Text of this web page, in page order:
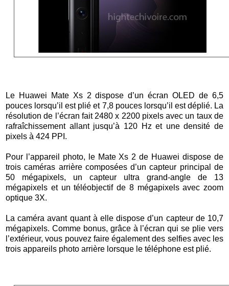
Le Huawei Mate Xs 2 dispose d’un écran OLED de 6,5
pouces lorsqu’il est plié et 7,8 pouces lorsqu’il est déplié. La
résolution de l’écran fait 2480 x 2200 pixels avec un taux de
rafraîchissement allant jusqu’à 120 Hz et une densité de
pixels à 424 PPI.
Pour l’appareil photo, le Mate Xs 2 de Huawei dispose de
trois caméras arrière composées d’un capteur principal de
50 mégapixels, un capteur ultra grand-angle de 13
mégapixels et un téléobjectif de 8 mégapixels avec zoom
optique 3X.
La caméra avant quant à elle dispose d’un capteur de 10,7
mégapixels. Comme bonus, grâce à l’écran qui se plie vers
l’extérieur, vous pouvez faire également des selfies avec les
trois appareils photo arrière lorsque le téléphone est plié.